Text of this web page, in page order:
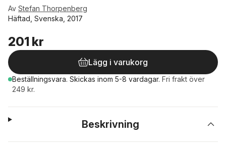
Av Stefan Thorpenberg
Häftad, Svenska, 2017
201 kr
Lägg i varukorg
Beställningsvara. Skickas inom 5-8 vardagar. Fri frakt över
249 kr.
Beskrivning